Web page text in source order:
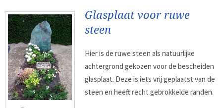
Glasplaat voor ruwe
steen
Hier is de ruwe steen als natuurlijke
achtergrond gekozen voor de bescheiden
glasplaat. Deze is iets vrij geplaatst van de
steen en heeft recht gebrokkelde randen.